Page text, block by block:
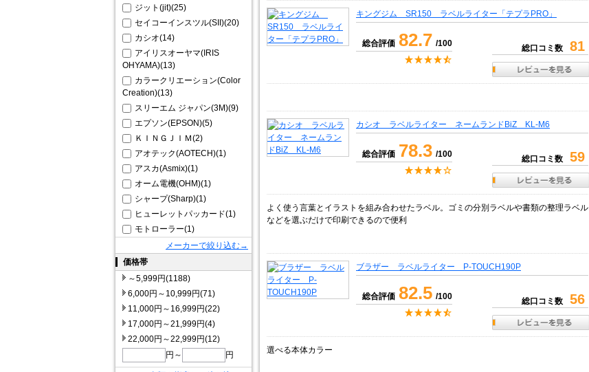
ジット(jit)(25)
セイコーインスツル(SII)(20)
カシオ(14)
アイリスオーヤマ(IRIS
OHYAMA)(13)
カラークリエーション(Color
Creation)(13)
スリーエム ジャパン(3M)(9)
エプソン(EPSON)(5)
ＫＩＮＧＪＩＭ(2)
アオテック(AOTECH)(1)
アスカ(Asmix)(1)
オーム電機(OHM)(1)
シャープ(Sharp)(1)
ヒューレットパッカード(1)
モトローラー(1)
メーカーで絞り込む→
価格帯
～5,999円(1188)
6,000円～10,999円(71)
11,000円～16,999円(22)
17,000円～21,999円(4)
22,000円～22,999円(12)
円～
円
キングジム SR150 ラベルライター「テプラPRO」
総合評価 82.7 /100 総口コミ数 81
カシオ ラベルライター ネームランドBiZ KL-M6
総合評価 78.3 /100 総口コミ数 59
よく使う言葉とイラストを組み合わせたラベル。ゴミの分別ラベルや書類の整理ラベル
などを選ぶだけで印刷できるので便利
ブラザー ラベルライター P-TOUCH190P
総合評価 82.5 /100 総口コミ数 56
選べる本体カラー